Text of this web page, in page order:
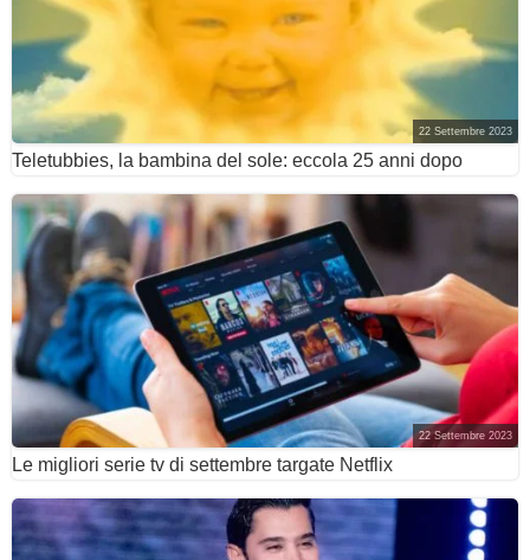
22 Settembre 2023
Teletubbies, la bambina del sole: eccola 25 anni dopo
22 Settembre 2023
Le migliori serie tv di settembre targate Netflix